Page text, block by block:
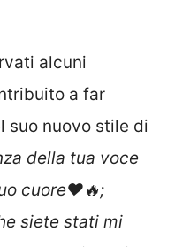
alcuni
a far
suo nuovo stile di
della tua voce
cuore❤️🔥;
siete stati mi